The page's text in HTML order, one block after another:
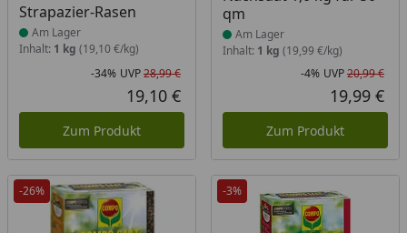
Strapazier-Rasen
Am Lager
Inhalt: 1 kg (19,10 €/kg)
Rabatt in Prozent
-34%
Ursprünglicher Preis
UVP28,99 €
Aktueller Preis
19,10 €
Zum Produkt
qm
Am Lager
Inhalt: 1 kg (19,99 €/kg)
-4% UVP20,99 €
19,99 €
Zum Produkt
-26% -3%